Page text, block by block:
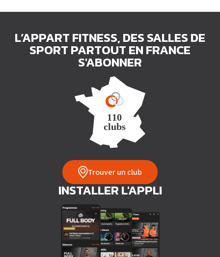
L’APPART FITNESS, DES SALLES DE
SPORT PARTOUT EN FRANCE
S'ABONNER
Trouver un club
INSTALLER L'APPLI